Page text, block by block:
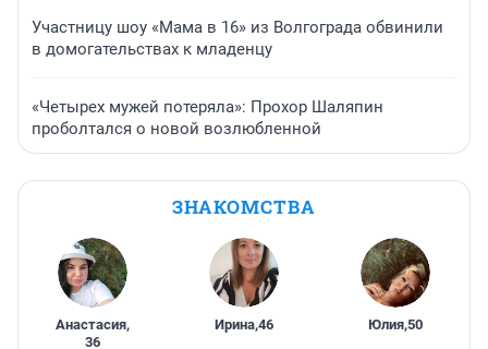
Участницу шоу «Мама в 16» из Волгограда обвинили
в домогательствах к младенцу
«Четырех мужей потеряла»: Прохор Шаляпин
проболтался о новой возлюбленной
ЗНАКОМСТВА
Анастасия,
36
Ирина,46 Юлия,50